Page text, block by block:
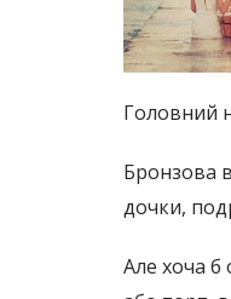
Головний
Бронзова
дочки,
Але хоча б